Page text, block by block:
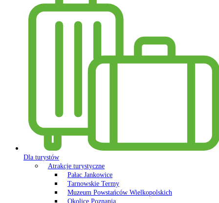
Dla turystów
Atrakcje turystyczne
Pałac Jankowice
Tarnowskie Termy
Muzeum Powstańców Wielkopolskich
Okolice Poznania